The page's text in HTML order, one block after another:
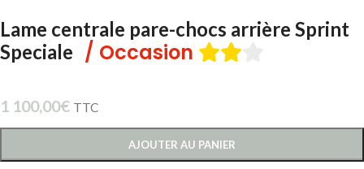
Lame centrale pare-chocs arrière Sprint
Speciale / Occasion
1 100,00€ TTC
AJOUTER AU PANIER